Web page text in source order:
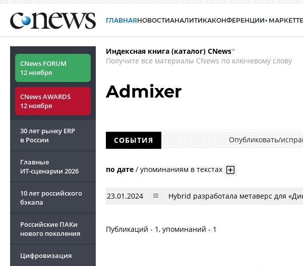
ГЛАВНАЯНОВОСТИАНАЛИТИКАКОНФЕРЕНЦИИ МАРКЕТ
CNews FORUM
12 ноября
CNews AWARDS
12 ноября
30 лет рынку ERP
в России
Главные
ИТ-сценарии 2026
10 лет российского
бэкапа
Российские ПАКи
нового поколения
Цифровизация
Индексная книга (каталог) CNews*
Получите все материалы CNews по ключевому слову
Admixer
СОБЫТИЯ Опубликовать/
по дате / упоминаниям в текстах
23.01.2024 Hybrid разработала метаверс для
Публикаций - 1, упоминаний - 1